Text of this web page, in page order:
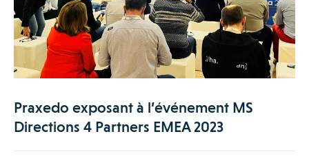
Praxedo exposant à l’événement MS
Directions 4 Partners EMEA 2023